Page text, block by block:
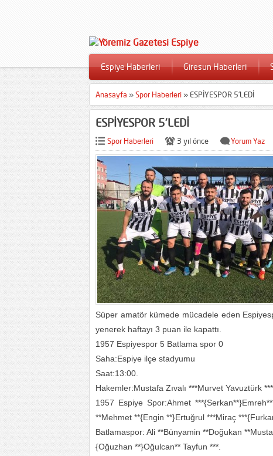
Espiye Haberleri Giresun Haberleri
Anasayfa »Spor Haberleri » ESPİYESPOR 5’LEDİ
ESPİYESPOR 5’LEDİ
Spor Haberleri 3 yıl önce Yorum Yaz
Süper amatör kümede mücadele eden
yenerek haftayı 3 puan ile kapattı.
1957 Espiyespor 5 Batlama spor 0
Saha:Espiye ilçe stadyumu
Saat:13:00.
Hakemler:Mustafa Zıvalı ***Murvet Yavuztürk
1957 Espiye Spor:Ahmet
**Mehmet **{Engin **}Ertuğrul ***Miraç
Batlamaspor: Ali **Bünyamin **Doğukan
{Oğuzhan **}Oğulcan** Tayfun ***.